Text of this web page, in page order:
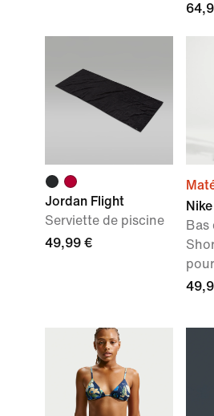
Jordan Flight
Serviette de piscine
49,99 €